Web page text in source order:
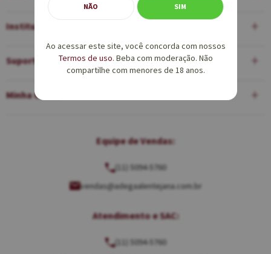
Institucional
Suporte
Minha Conta
Equipe de Vendas:
(11) 5094-5760
vendas@adegaalentejana.com.br
Atendimento e SAC:
(11) 5094-5760
NÃO SIM
Ao acessar este site, você concorda com nossos
Termos de uso. Beba com moderação. Não
compartilhe com menores de 18 anos.